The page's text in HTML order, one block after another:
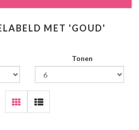
MET 'GOUD'
Tonen